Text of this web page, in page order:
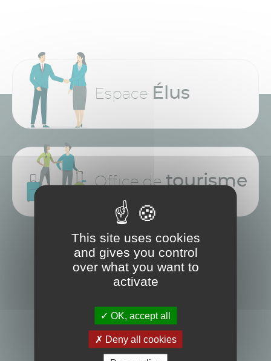
Espace Élus
Office detourisme
This site uses cookies
and gives you control
over what you want to
activate
OK, accept all
Deny all cookies